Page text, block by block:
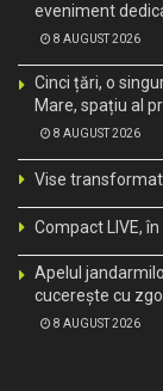
eveniment
8 AUGUST 2026
Cinci țări, o
Mare, spațiu al
8 AUGUST 2026
Vise
Compact LIVE,
Apelul
cucerește cu
8 AUGUST 2026